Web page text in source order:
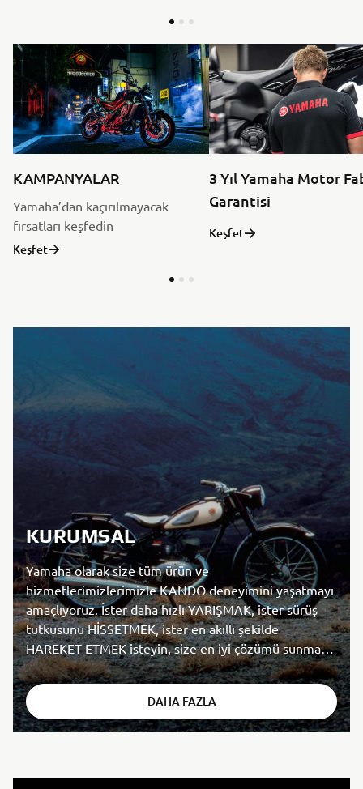
KAMPANYALAR
Yamaha’dan kaçırılmayacak
fırsatları keşfedin
Keşfet
3 Yıl Yamaha Motor
Garantisi
Keşfet
KURUMSAL
Yamaha olarak size tüm ürün ve
hizmetlerimizlerimizle KANDO deneyimini yaşatmayı
amaçlıyoruz. İster daha hızlı YARIŞMAK, ister sürüş
tutkusunu HİSSETMEK, ister en akıllı şekilde
HAREKET ETMEK isteyin, size en iyi çözümü sunmaya
hazırız.
DAHA FAZLA